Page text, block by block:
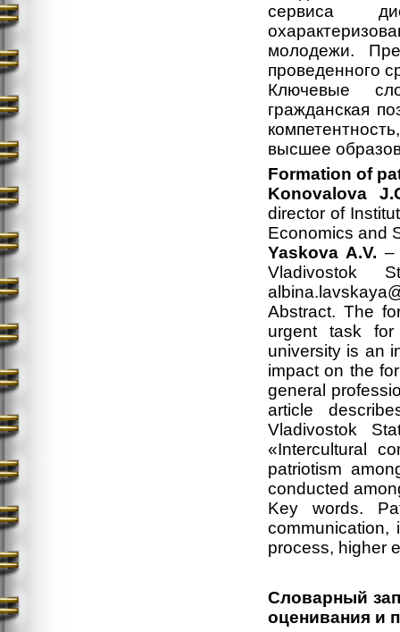
сервиса
молодежи.
проведенного
Ключевые
гражданская
высшее
Formation of
Konovalova
director of
Economics and
Yaskova A.V. –
Vladivostok
Abstract. The
urgent task
university is an
impact on the
general
article
Vladivostok
«Intercultural
patriotism
conducted
Key words.
communication,
process, higher
Словарный
оценивания и